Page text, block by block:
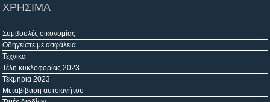
ΧΡΗΣΙΜΑ
Συμβουλές οικονομίας
Οδηγείστε με ασφάλεια
Τεχνικά
Τέλη κυκλοφορίας 2023
Τεκμήρια 2023
Μεταβίβαση αυτοκινήτου